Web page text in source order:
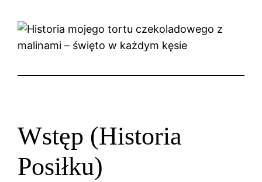
Wstęp (Historia
Posiłku)